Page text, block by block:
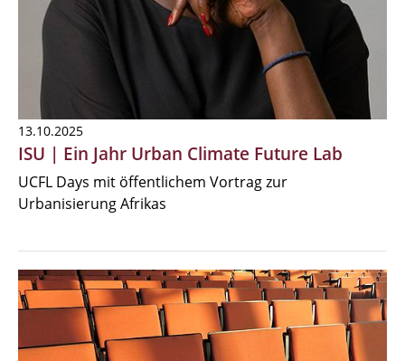
13.10.2025
ISU | Ein Jahr Urban Climate Future Lab
UCFL Days mit öffentlichem Vortrag zur
Urbanisierung Afrikas